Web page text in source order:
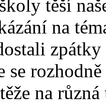
těší
na
se
na